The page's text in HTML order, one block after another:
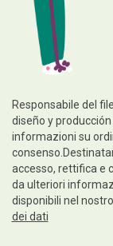
Responsabile del
diseño y
informazioni su
accesso, rettifica e
da ulteriori
disponibili nel nostro
dei dati